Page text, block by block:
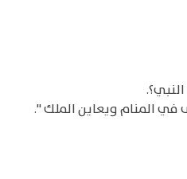
المنام ويعاين الملك ".